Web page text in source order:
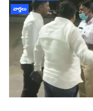
వార్తలు